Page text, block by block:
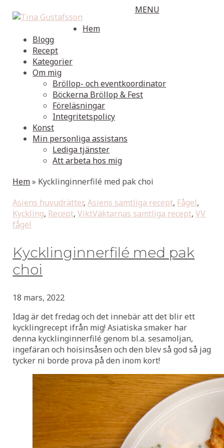
MENU
Hem
Blogg
Recept
Kategorier
Om mig
Bröllop- och eventkoordinator
Böckerna Bröllop & Fest
Föreläsningar
Integritetspolicy
Konst
Min personliga assistans
Lediga tjänster
Att arbeta hos mig
Hem» Kycklinginnerfilé med pak choi
Asiens huvudrätter,Asiens samtliga recept, Fågel,
Kyckling, Recept,ViktVäktarnas samtliga recept,VV
fågel
Kycklinginnerfilé med pak
choi
18 mars, 2022
Idag är det fredag och det innebär att det blir ett
kycklingrecept ifrån mig! Asiatiska smaker har
denna kycklinginnerfilé genom bl.a. sesamoljan,
ingefäran och hoisinsåsen och den blev så god så jag
tycker ni borde prova på den inom kort!